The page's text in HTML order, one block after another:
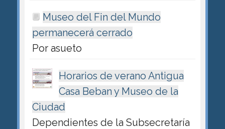
Museo del Fin del Mundo
permanecerá cerrado
Por asueto
Horarios de verano Antigua
Casa Beban y Museo de la
Ciudad
Dependientes de la Subsecretaría